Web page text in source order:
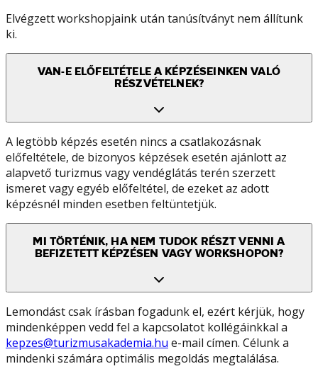
Elvégzett workshopjaink után tanúsítványt nem állítunk
ki.
VAN-E ELŐFELTÉTELE A KÉPZÉSEINKEN VALÓ
RÉSZVÉTELNEK?
A legtöbb képzés esetén nincs a csatlakozásnak
előfeltétele, de bizonyos képzések esetén ajánlott az
alapvető turizmus vagy vendéglátás terén szerzett
ismeret vagy egyéb előfeltétel, de ezeket az adott
képzésnél minden esetben feltüntetjük.
MI TÖRTÉNIK, HA NEM TUDOK RÉSZT VENNI A
BEFIZETETT KÉPZÉSEN VAGY WORKSHOPON?
Lemondást csak írásban fogadunk el, ezért kérjük, hogy
mindenképpen vedd fel a kapcsolatot kollégáinkkal a
kepzes@turizmusakademia.hu e-mail címen. Célunk a
mindenki számára optimális megoldás megtalálása.